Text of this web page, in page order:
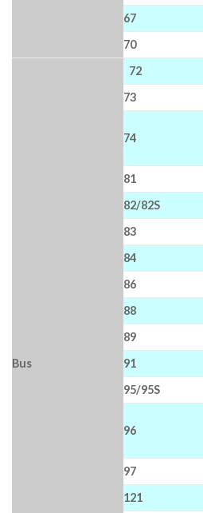
67
70
Bus
72
73
74
81
82/82S
83
84
86
88
89
91
95/95S
96
97
121